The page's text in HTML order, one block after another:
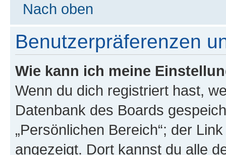
Nach oben
Benutzerpräferenzen
Wie kann ich meine
Wenn du dich registriert hast,
Datenbank des Boards
„Persönlichen Bereich“; der
angezeigt. Dort kannst du alle